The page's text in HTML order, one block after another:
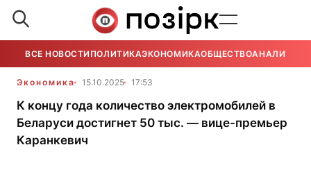
ВСЕ НОВОСТИ ПОЛИТИКАЭКОНОМИКАОБЩЕСТВОАНАЛИТИКА
Экономика 15.10.2025 17:53
К концу года количество электромобилей в
Беларуси достигнет 50 тыс. — вице-премьер
Каранкевич